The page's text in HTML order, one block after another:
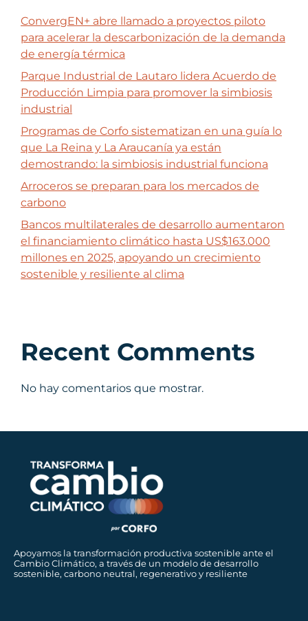
ConvergEN+ abre llamado a proyectos piloto
para acelerar la descarbonización de la demanda
de energía térmica
Parque Industrial de Lautaro lidera Acuerdo de
Producción Limpia para promover la simbiosis
industrial
Programas de Corfo sistematizan en una guía lo
que La Reina y La Araucanía ya están
demostrando: la simbiosis industrial funciona
Arroceros se preparan para los mercados de
carbono
Bancos multilaterales de desarrollo aumentaron
el financiamiento climático hasta US$163.000
millones en 2025, apoyando un crecimiento
sostenible y resiliente al clima
Recent Comments
No hay comentarios que mostrar.
Apoyamos la transformación productiva sostenible ante el
Cambio Climático, a través de un modelo de desarrollo
sostenible, carbono neutral, regenerativo y resiliente